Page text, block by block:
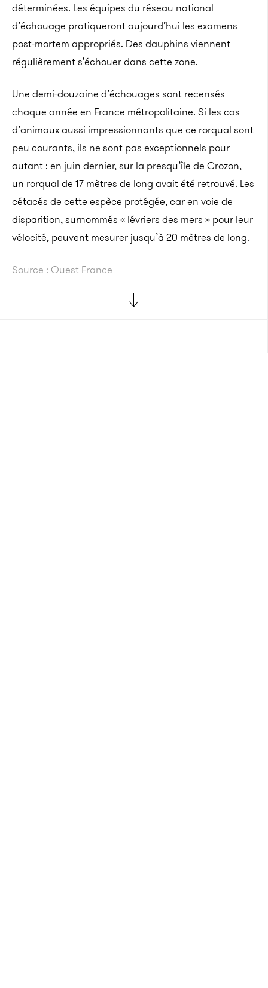
déterminées. Les équipes du réseau national
d’échouage pratiqueront aujourd’hui les examens
post-mortem appropriés. Des dauphins viennent
régulièrement s’échouer dans cette zone.
Une demi-douzaine d’échouages sont recensés
chaque année en France métropolitaine. Si les cas
d’animaux aussi impressionnants que ce rorqual sont
peu courants, ils ne sont pas exceptionnels pour
autant : en juin dernier, sur la presqu’île de Crozon,
un rorqual de 17 mètres de long avait été retrouvé. Les
cétacés de cette espèce protégée, car en voie de
disparition, surnommés « lévriers des mers » pour leur
vélocité, peuvent mesurer jusqu’à 20 mètres de long.
Source : Ouest France